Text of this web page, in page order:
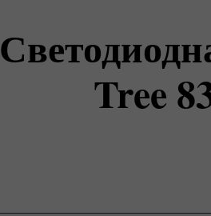
Tree